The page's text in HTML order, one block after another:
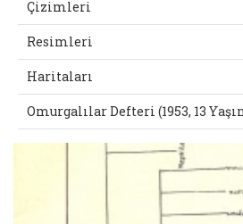
Çizimleri
Resimleri
Haritaları
Omurgalılar Defteri (1953, 13